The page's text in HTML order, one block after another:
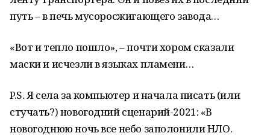
путь – в печь мусоросжигающего завода…
«Вот и тепло пошло», – почти хором сказали
маски и исчезли в языках пламени…
P.S. Я села за компьютер и начала писать (или
стучать?) новогодний сценарий-2021: «В
новогоднюю ночь все небо заполонили НЛО.